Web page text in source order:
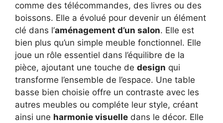
comme des télécommandes, des livres ou des
boissons. Elle a évolué pour devenir un élément
clé dans l’aménagement d’un salon. Elle est
bien plus qu’un simple meuble fonctionnel. Elle
joue un rôle essentiel dans l’équilibre de la
pièce, ajoutant une touche de design qui
transforme l’ensemble de l’espace. Une table
basse bien choisie offre un contraste avec les
autres meubles ou compléte leur style, créant
ainsi une harmonie visuelle dans le décor. Elle